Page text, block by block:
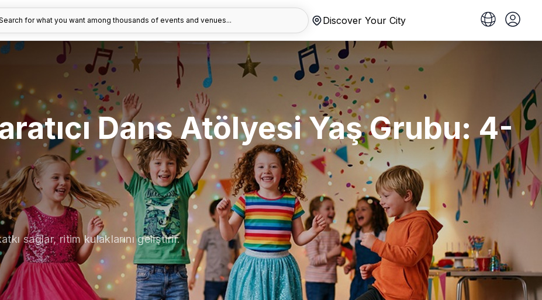
for what you want among thousands of events and venues... Discover Your City
Dans Atölyesi Yaş Grubu: 4-
sağlar, ritim kulaklarını geliştirir.